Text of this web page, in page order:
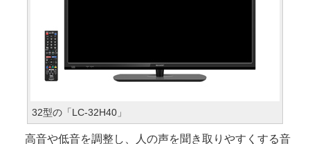
32型の「LC-32H40」
高音や低音を調整し、人の声を聞き取りやすくする音